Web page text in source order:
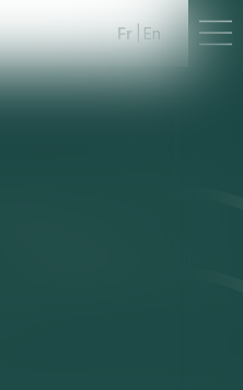
Fr En